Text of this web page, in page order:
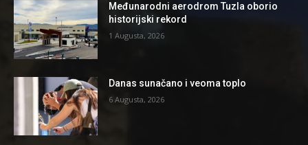
Međunarodni aerodrom Tuzla oborio
historijski rekord
1 Augusta, 2026
Danas sunačano i veoma toplo
6 Augusta, 2026